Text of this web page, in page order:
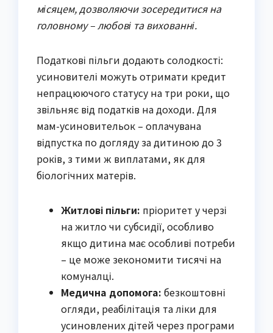
місяцем, дозволяючи зосередитися на
головному – любові та вихованні.
Податкові пільги додають солодкості:
усиновителі можуть отримати кредит
непрацюючого статусу на три роки, що
звільняє від податків на доходи. Для
мам-усиновительок – оплачувана
відпустка по догляду за дитиною до 3
років, з тими ж виплатами, як для
біологічних матерів.
Житлові пільги: пріоритет у черзі
на житло чи субсидії, особливо
якщо дитина має особливі потреби
– це може зекономити тисячі на
комуналці.
Медична допомога: безкоштовні
огляди, реабілітація та ліки для
усиновлених дітей через програми